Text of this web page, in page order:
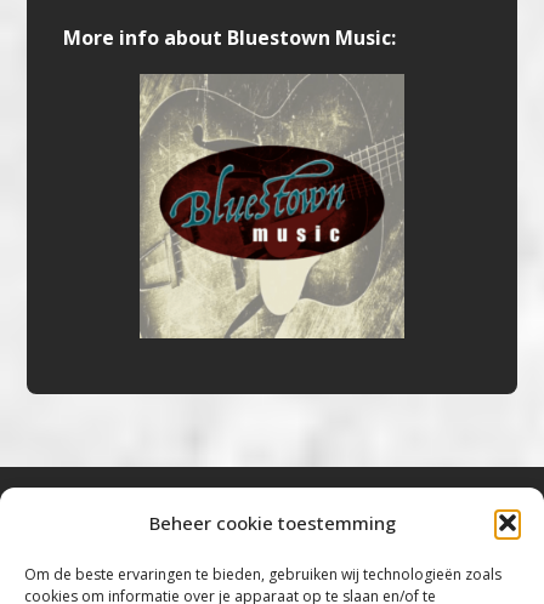
Beheer cookie toestemming
Om de beste ervaringen te bieden, gebruiken wij technologieën zoals
cookies om informatie over je apparaat op te slaan en/of te
More info about Bluestown Music: